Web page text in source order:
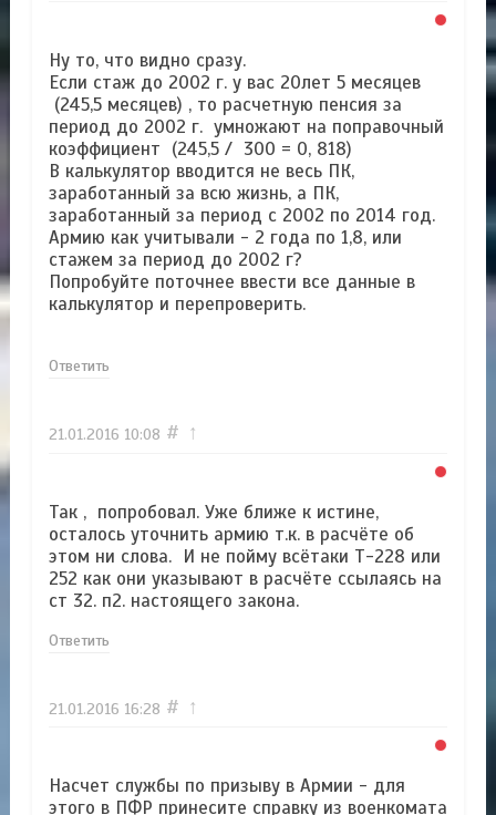
Ну то, что видно сразу.
Если стаж до 2002 г. у вас 20лет 5 месяцев
(245,5 месяцев) , то расчетную пенсия за
период до 2002 г. умножают на поправочный
коэффициент (245,5 / 300 = 0, 818)
В калькулятор вводится не весь ПК,
заработанный за всю жизнь, а ПК,
заработанный за период с 2002 по 2014 год.
Армию как учитывали - 2 года по 1,8, или
стажем за период до 2002 г?
Попробуйте поточнее ввести все данные в
калькулятор и перепроверить.
Ответить
21.01.2016 10:08 # ↑
Так , попробовал. Уже ближе к истине,
осталось уточнить армию т.к. в расчёте об
этом ни слова. И не пойму всётаки Т-228 или
252 как они указывают в расчёте ссылаясь на
ст 32. п2. настоящего закона.
Ответить
21.01.2016 16:28 # ↑
Насчет службы по призыву в Армии - для
этого в ПФР принесите справку из военкомата